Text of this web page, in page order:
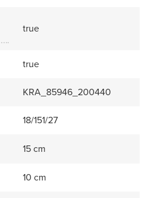
true
true
KRA_85946_200440
18/151/27
15 cm
10 cm